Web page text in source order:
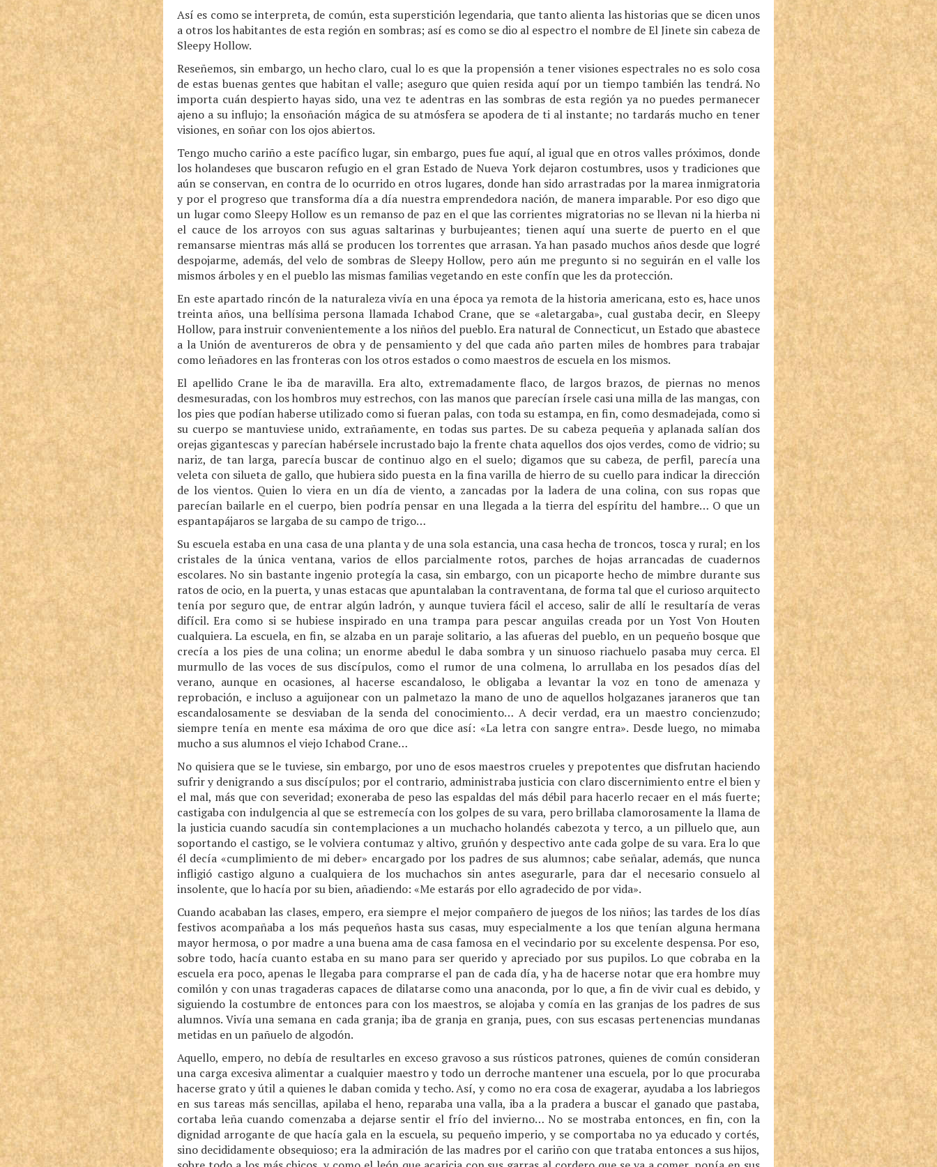
Así es como se interpreta, de común, esta superstición legendaria, que tanto alienta las historias que se dicen unos
a otros los habitantes de esta región en sombras; así es como se dio al espectro el nombre de El Jinete sin cabeza de
Sleepy Hollow.
Reseñemos, sin embargo, un hecho claro, cual lo es que la propensión a tener visiones espectrales no es solo cosa
de estas buenas gentes que habitan el valle; aseguro que quien resida aquí por un tiempo también las tendrá. No
importa cuán despierto hayas sido, una vez te adentras en las sombras de esta región ya no puedes permanecer
ajeno a su influjo; la ensoñación mágica de su atmósfera se apodera de ti al instante; no tardarás mucho en tener
visiones, en soñar con los ojos abiertos.
Tengo mucho cariño a este pacífico lugar, sin embargo, pues fue aquí, al igual que en otros valles próximos, donde
los holandeses que buscaron refugio en el gran Estado de Nueva York dejaron costumbres, usos y tradiciones que
aún se conservan, en contra de lo ocurrido en otros lugares, donde han sido arrastradas por la marea inmigratoria
y por el progreso que transforma día a día nuestra emprendedora nación, de manera imparable. Por eso digo que
un lugar como Sleepy Hollow es un remanso de paz en el que las corrientes migratorias no se llevan ni la hierba ni
el cauce de los arroyos con sus aguas saltarinas y burbujeantes; tienen aquí una suerte de puerto en el que
remansarse mientras más allá se producen los torrentes que arrasan. Ya han pasado muchos años desde que logré
despojarme, además, del velo de sombras de Sleepy Hollow, pero aún me pregunto si no seguirán en el valle los
mismos árboles y en el pueblo las mismas familias vegetando en este confín que les da protección.
En este apartado rincón de la naturaleza vivía en una época ya remota de la historia americana, esto es, hace unos
treinta años, una bellísima persona llamada Ichabod Crane, que se «aletargaba», cual gustaba decir, en Sleepy
Hollow, para instruir convenientemente a los niños del pueblo. Era natural de Connecticut, un Estado que abastece
a la Unión de aventureros de obra y de pensamiento y del que cada año parten miles de hombres para trabajar
como leñadores en las fronteras con los otros estados o como maestros de escuela en los mismos.
El apellido Crane le iba de maravilla. Era alto, extremadamente flaco, de largos brazos, de piernas no menos
desmesuradas, con los hombros muy estrechos, con las manos que parecían írsele casi una milla de las mangas, con
los pies que podían haberse utilizado como si fueran palas, con toda su estampa, en fin, como desmadejada, como si
su cuerpo se mantuviese unido, extrañamente, en todas sus partes. De su cabeza pequeña y aplanada salían dos
orejas gigantescas y parecían habérsele incrustado bajo la frente chata aquellos dos ojos verdes, como de vidrio; su
nariz, de tan larga, parecía buscar de continuo algo en el suelo; digamos que su cabeza, de perfil, parecía una
veleta con silueta de gallo, que hubiera sido puesta en la fina varilla de hierro de su cuello para indicar la dirección
de los vientos. Quien lo viera en un día de viento, a zancadas por la ladera de una colina, con sus ropas que
parecían bailarle en el cuerpo, bien podría pensar en una llegada a la tierra del espíritu del hambre… O que un
espantapájaros se largaba de su campo de trigo…
Su escuela estaba en una casa de una planta y de una sola estancia, una casa hecha de troncos, tosca y rural; en los
cristales de la única ventana, varios de ellos parcialmente rotos, parches de hojas arrancadas de cuadernos
escolares. No sin bastante ingenio protegía la casa, sin embargo, con un picaporte hecho de mimbre durante sus
ratos de ocio, en la puerta, y unas estacas que apuntalaban la contraventana, de forma tal que el curioso arquitecto
tenía por seguro que, de entrar algún ladrón, y aunque tuviera fácil el acceso, salir de allí le resultaría de veras
difícil. Era como si se hubiese inspirado en una trampa para pescar anguilas creada por un Yost Von Houten
cualquiera. La escuela, en fin, se alzaba en un paraje solitario, a las afueras del pueblo, en un pequeño bosque que
crecía a los pies de una colina; un enorme abedul le daba sombra y un sinuoso riachuelo pasaba muy cerca. El
murmullo de las voces de sus discípulos, como el rumor de una colmena, lo arrullaba en los pesados días del
verano, aunque en ocasiones, al hacerse escandaloso, le obligaba a levantar la voz en tono de amenaza y
reprobación, e incluso a aguijonear con un palmetazo la mano de uno de aquellos holgazanes jaraneros que tan
escandalosamente se desviaban de la senda del conocimiento… A decir verdad, era un maestro concienzudo;
siempre tenía en mente esa máxima de oro que dice así: «La letra con sangre entra». Desde luego, no mimaba
mucho a sus alumnos el viejo Ichabod Crane…
No quisiera que se le tuviese, sin embargo, por uno de esos maestros crueles y prepotentes que disfrutan haciendo
sufrir y denigrando a sus discípulos; por el contrario, administraba justicia con claro discernimiento entre el bien y
el mal, más que con severidad; exoneraba de peso las espaldas del más débil para hacerlo recaer en el más fuerte;
castigaba con indulgencia al que se estremecía con los golpes de su vara, pero brillaba clamorosamente la llama de
la justicia cuando sacudía sin contemplaciones a un muchacho holandés cabezota y terco, a un pilluelo que, aun
soportando el castigo, se le volviera contumaz y altivo, gruñón y despectivo ante cada golpe de su vara. Era lo que
él decía «cumplimiento de mi deber» encargado por los padres de sus alumnos; cabe señalar, además, que nunca
infligió castigo alguno a cualquiera de los muchachos sin antes asegurarle, para dar el necesario consuelo al
insolente, que lo hacía por su bien, añadiendo: «Me estarás por ello agradecido de por vida».
Cuando acababan las clases, empero, era siempre el mejor compañero de juegos de los niños; las tardes de los días
festivos acompañaba a los más pequeños hasta sus casas, muy especialmente a los que tenían alguna hermana
mayor hermosa, o por madre a una buena ama de casa famosa en el vecindario por su excelente despensa. Por eso,
sobre todo, hacía cuanto estaba en su mano para ser querido y apreciado por sus pupilos. Lo que cobraba en la
escuela era poco, apenas le llegaba para comprarse el pan de cada día, y ha de hacerse notar que era hombre muy
comilón y con unas tragaderas capaces de dilatarse como una anaconda, por lo que, a fin de vivir cual es debido, y
siguiendo la costumbre de entonces para con los maestros, se alojaba y comía en las granjas de los padres de sus
alumnos. Vivía una semana en cada granja; iba de granja en granja, pues, con sus escasas pertenencias mundanas
metidas en un pañuelo de algodón.
Aquello, empero, no debía de resultarles en exceso gravoso a sus rústicos patrones, quienes de común consideran
una carga excesiva alimentar a cualquier maestro y todo un derroche mantener una escuela, por lo que procuraba
hacerse grato y útil a quienes le daban comida y techo. Así, y como no era cosa de exagerar, ayudaba a los labriegos
en sus tareas más sencillas, apilaba el heno, reparaba una valla, iba a la pradera a buscar el ganado que pastaba,
cortaba leña cuando comenzaba a dejarse sentir el frío del invierno… No se mostraba entonces, en fin, con la
dignidad arrogante de que hacía gala en la escuela, su pequeño imperio, y se comportaba no ya educado y cortés,
sino decididamente obsequioso; era la admiración de las madres por el cariño con que trataba entonces a sus hijos,